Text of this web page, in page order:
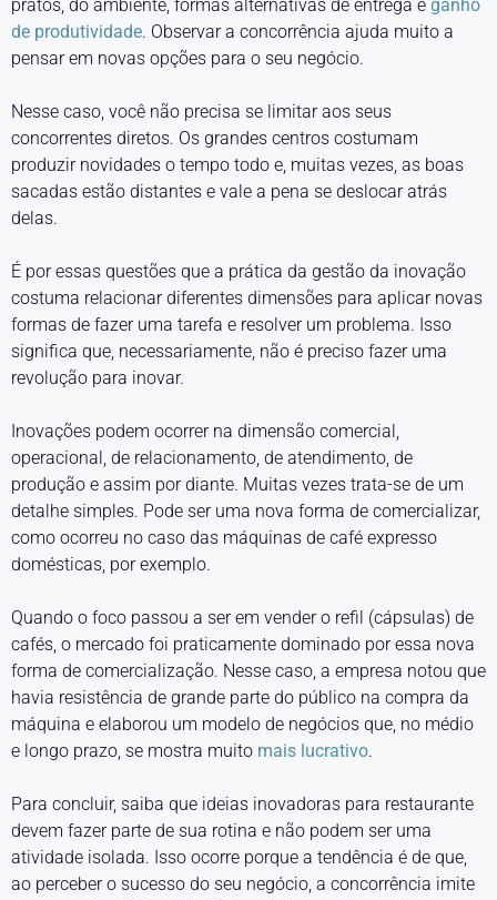
pratos, do ambiente, formas alternativas de entrega e ganho
de produtividade. Observar a concorrência ajuda muito a
pensar em novas opções para o seu negócio.
Nesse caso, você não precisa se limitar aos seus
concorrentes diretos. Os grandes centros costumam
produzir novidades o tempo todo e, muitas vezes, as boas
sacadas estão distantes e vale a pena se deslocar atrás
delas.
É por essas questões que a prática da gestão da inovação
costuma relacionar diferentes dimensões para aplicar novas
formas de fazer uma tarefa e resolver um problema. Isso
significa que, necessariamente, não é preciso fazer uma
revolução para inovar.
Inovações podem ocorrer na dimensão comercial,
operacional, de relacionamento, de atendimento, de
produção e assim por diante. Muitas vezes trata-se de um
detalhe simples. Pode ser uma nova forma de comercializar,
como ocorreu no caso das máquinas de café expresso
domésticas, por exemplo.
Quando o foco passou a ser em vender o refil (cápsulas) de
cafés, o mercado foi praticamente dominado por essa nova
forma de comercialização. Nesse caso, a empresa notou que
havia resistência de grande parte do público na compra da
máquina e elaborou um modelo de negócios que, no médio
e longo prazo, se mostra muito mais lucrativo.
Para concluir, saiba que ideias inovadoras para restaurante
devem fazer parte de sua rotina e não podem ser uma
atividade isolada. Isso ocorre porque a tendência é de que,
ao perceber o sucesso do seu negócio, a concorrência imite